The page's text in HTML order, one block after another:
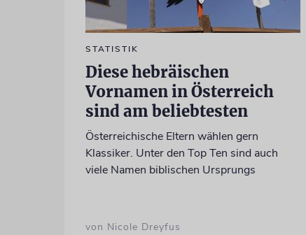
STATISTIK
Diese hebräischen
Vornamen in Österreich
sind am beliebtesten
Österreichische Eltern wählen gern
Klassiker. Unter den Top Ten sind auch
viele Namen biblischen Ursprungs
von Nicole Dreyfus